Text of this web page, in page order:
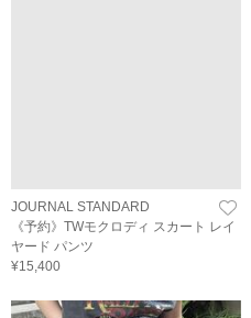
JOURNAL STANDARD
《予約》TWモクロディ スカート レイ
ヤード パンツ
¥15,400